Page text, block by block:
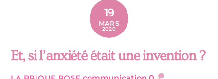
19
MARS
2020
Et, si l’anxiété était une invention ?